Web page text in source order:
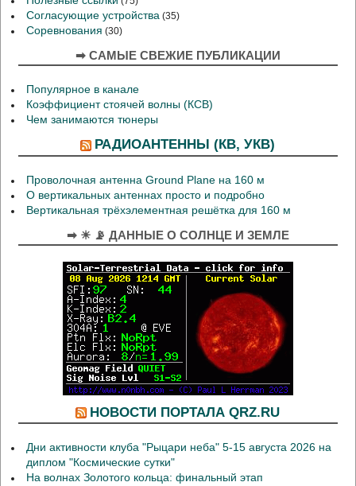
Согласующие устройства (35)
Соревнования (30)
➡ САМЫЕ СВЕЖИЕ ПУБЛИКАЦИИ
Популярное в канале
Коэффициент стоячей волны (КСВ)
Чем занимаются тюнеры
РАДИОАНТЕННЫ (КВ, УКВ)
Проволочная антенна Ground Plane на 160 м
О вертикальных антеннах просто и подробно
Вертикальная трёхэлементная решётка для 160 м
➡ ☀ 📡 ДАННЫЕ О СОЛНЦЕ И ЗЕМЛЕ
НОВОСТИ ПОРТАЛА QRZ.RU
Дни активности клуба "Рыцари неба" 5-15 августа 2026 на
диплом "Космические сутки"
На волнах Золотого кольца: финальный этап